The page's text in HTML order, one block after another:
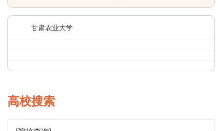
甘肃农业大学
高校搜索